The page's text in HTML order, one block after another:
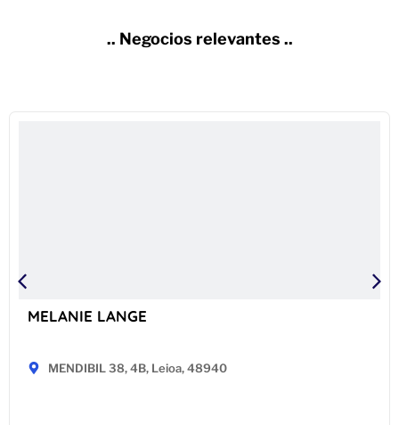
.. Negocios relevantes ..
MELANIE LANGE
MENDIBIL 38, 4B, Leioa, 48940